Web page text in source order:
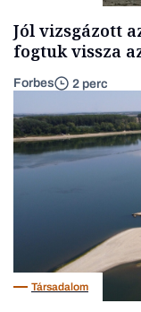
Jól vizsgázott
fogtuk vissza
Forbes 2 perc
Társadalom